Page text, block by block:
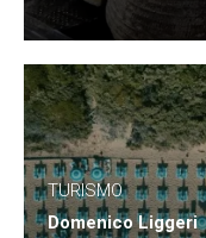
TURISMO
Domenico Liggeri